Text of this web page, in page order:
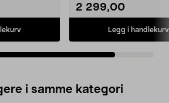
2 299,00
Legg i handlekurv
i samme kategori